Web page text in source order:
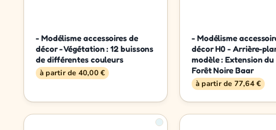
- Modélisme accessoires de
décor - Végétation : 12 buissons
de différentes couleurs
à partir de 40,00 €
- Modélisme
décor H0 - Arrière-
modèle : Extension
Forêt Noire Baar
à partir de 77,64 €